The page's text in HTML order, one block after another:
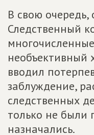
В свою очередь,
Следственный
необъективный
вводил
заблуждение,
следственных
только не были
назначались.